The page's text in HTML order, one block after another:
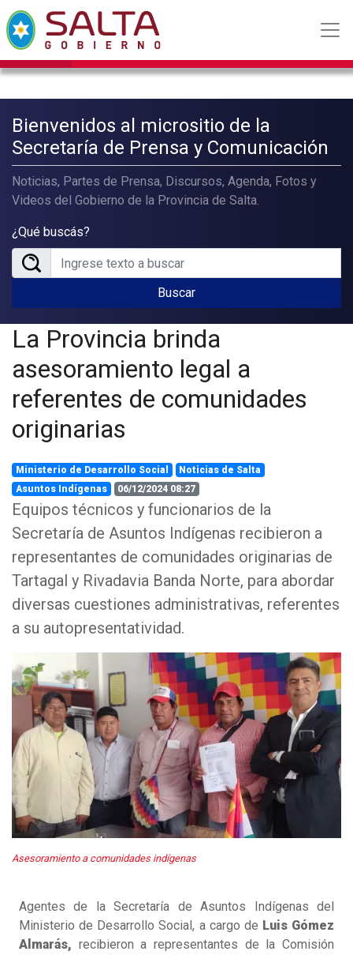
Bienvenidos al micrositio de la
Secretaría de Prensa y Comunicación
Noticias, Partes de Prensa, Discursos, Agenda, Fotos y
Videos del Gobierno de la Provincia de Salta.
¿Qué buscás?
Buscar
La Provincia brinda
asesoramiento legal a
referentes de comunidades
originarias
Ministerio de Desarrollo Social
Noticias de Salta
Asuntos Indígenas
06/12/2024 08:27
Equipos técnicos y funcionarios de la
Secretaría de Asuntos Indígenas recibieron a
representantes de comunidades originarias de
Tartagal y Rivadavia Banda Norte, para abordar
diversas cuestiones administrativas, referentes
a su autopresentatividad.
Asesoramiento a comunidades indígenas
Agentes de la Secretaría de Asuntos Indígenas del
Ministerio de Desarrollo Social, a cargo de Luis Gómez
Almarás, recibieron a representantes de la Comisión